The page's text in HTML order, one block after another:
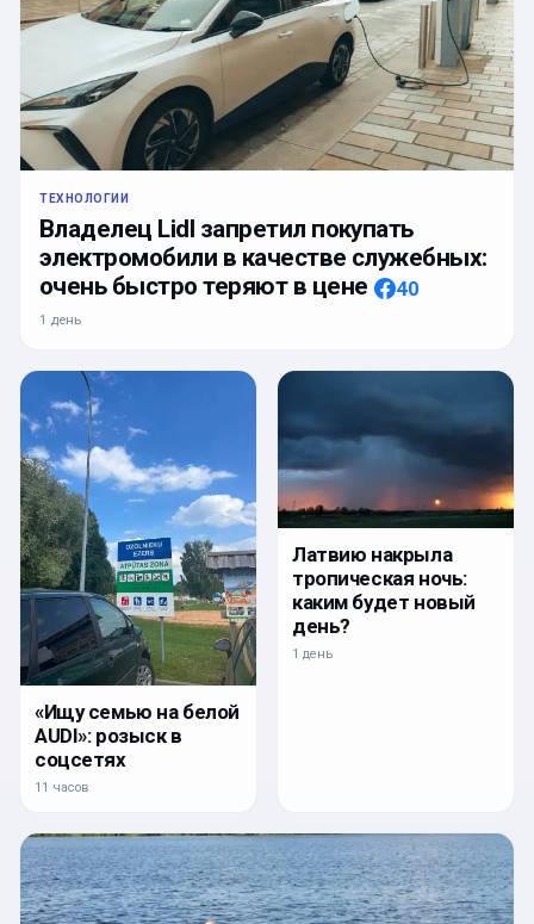
ТЕХНОЛОГИИ
Владелец Lidl запретил покупать
электромобили в качестве служебных:
очень быстро теряют в цене
40
1 день
«Ищу семью на белой
AUDI»: розыск в
соцсетях
11 часов
Латвию накрыла
тропическая ночь:
каким будет новый
день?
1 день